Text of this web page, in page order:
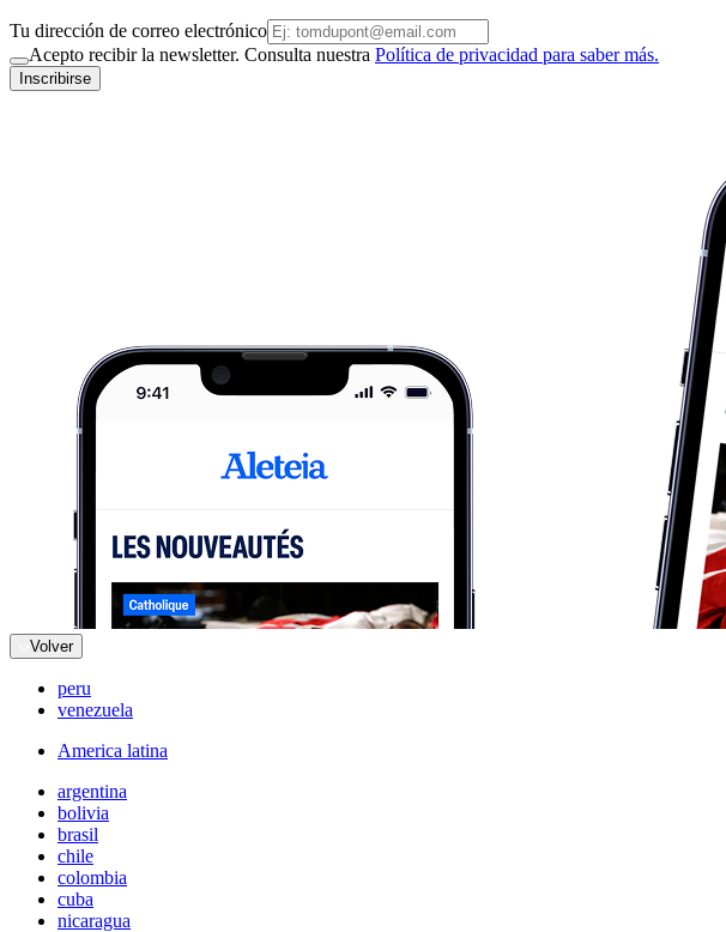
Tu dirección de correo electrónico
Acepto recibir la newsletter. Consulta nuestra Política de privacidad para saber más.
Inscribirse
Volver
peru
venezuela
America latina
argentina
bolivia
brasil
chile
colombia
cuba
nicaragua